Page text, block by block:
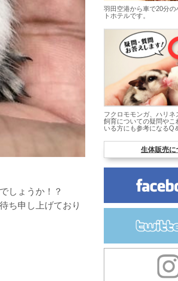
しょうか！？
ち申し上げており
羽田空港から車で20分の
トホテルです。
フクロモモンガ、ハリ
飼育についての疑問やこ
いる方にも参考になるQ
生体販売に